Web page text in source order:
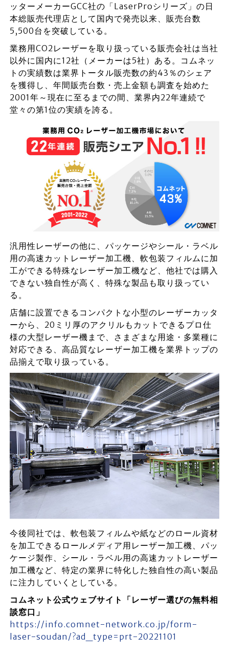
ッターメーカーGCC社の「LaserProシリーズ」の日
本総販売代理店として国内で発売以来、販売台数
5,500台を突破している。
業務用CO2レーザーを取り扱っている販売会社は当社
以外に国内に12社（メーカーは5社）ある。コムネッ
トの実績数は業界トータル販売数の約43％のシェア
を獲得し、年間販売台数・売上金額も調査を始めた
2001年～現在に至るまでの間、業界内22年連続で
堂々の第1位の実績を誇る。
汎用性レーザーの他に、パッケージやシール・ラベル
用の高速カットレーザー加工機、軟包装フィルムに加
工ができる特殊なレーザー加工機など、他社では購入
できない独自性が高く、特殊な製品も取り扱ってい
る。
店舗に設置できるコンパクトな小型のレーザーカッタ
ーから、20ミリ厚のアクリルもカットできるプロ仕
様の大型レーザー機まで、さまざまな用途・多業種に
対応できる、高品質なレーザー加工機を業界トップの
品揃えで取り扱っている。
今後同社では、軟包装フィルムや紙などのロール資材
を加工できるロールメディア用レーザー加工機、パッ
ケージ製作、シール・ラベル用の高速カットレーザー
加工機など、特定の業界に特化した独自性の高い製品
に注力していくとしている。
コムネット公式ウェブサイト「レーザー選びの無料相
談窓口」
https://info.comnet-network.co.jp/form-
laser-soudan/?ad_type=prt-20221101